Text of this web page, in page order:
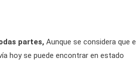
partes, Aunque se considera que el
hoy se puede encontrar en estado